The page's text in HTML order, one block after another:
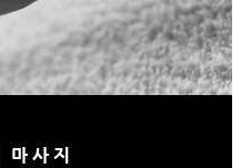
사지